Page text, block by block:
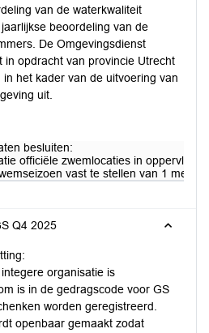
van de waterkwaliteit
beoordeling van de
De Omgevingsdienst
in opdracht van provincie Utrecht
het kader van de uitvoering van
uit.
besluiten:
officiële zwemlocaties in
vast te stellen van 1 mei
Q4 2025
organisatie is
is in de gedragscode voor GS
worden geregistreerd.
openbaar gemaakt zodat